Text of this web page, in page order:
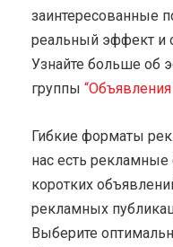
заинтересованные
реальный эффект и
Узнайте больше об
группы
Гибкие форматы
нас есть
коротких
рекламных
Выберите